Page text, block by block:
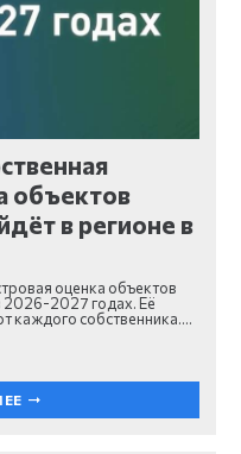
объектов
в регионе в
оценка объектов
2026-2027 годах. Её
каждого собственника.⁣…